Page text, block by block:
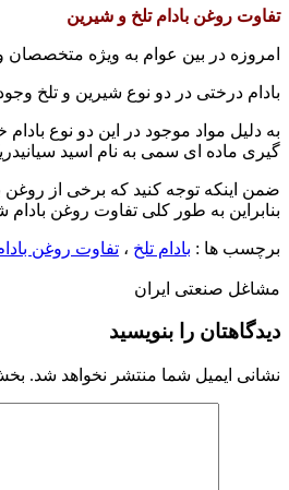
تفاوت روغن بادام تلخ و شیرین
امروزه در بین عوام به ویژه
بادام درختی در دو نوع شیرین و تلخ
به دلیل مواد موجود در این دو نوع
گیری ماده ای سمی به نام اسید
ضمن اینکه توجه کنید که برخی از روغن
بنابراین به طور کلی تفاوت روغن
برچسب ها : بادام تلخ ، تفاوت روغن
مشاغل صنعتی ایران
دیدگاهتان را بنویسید
نشانی ایمیل شما منتشر نخواهد شد.